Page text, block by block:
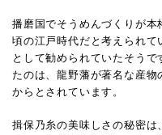
播磨国でそうめんづくりが
頃の江戸時代だと考えられ
として勧められていたそう
たのは、龍野藩が著名な産
からとされています。
揖保乃糸の美味しさの秘密は